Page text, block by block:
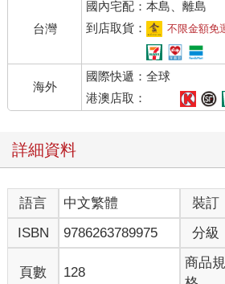
台灣
國內宅配：本島、離島
到店取貨：
不限金額免
海外
國際快遞：全球
港澳店取：
詳細資料
語言 中文繁體 裝訂
ISBN
9786263789975 分級
頁數 128
商品規